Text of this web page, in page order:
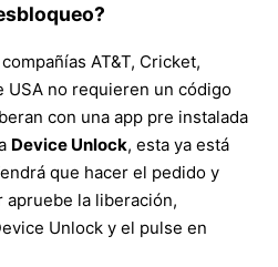
AT&T, Cricket,
USA no requieren un código
con una app pre instalada
Device Unlock, esta ya está
que hacer el pedido y
la liberación,
Unlock y el pulse en